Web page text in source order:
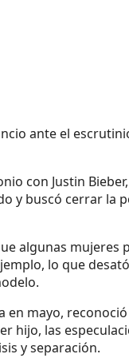
ante el
con Justin
y buscó cerrar la
algunas mujeres
lo que desató
en mayo,
hijo, las
y separación.